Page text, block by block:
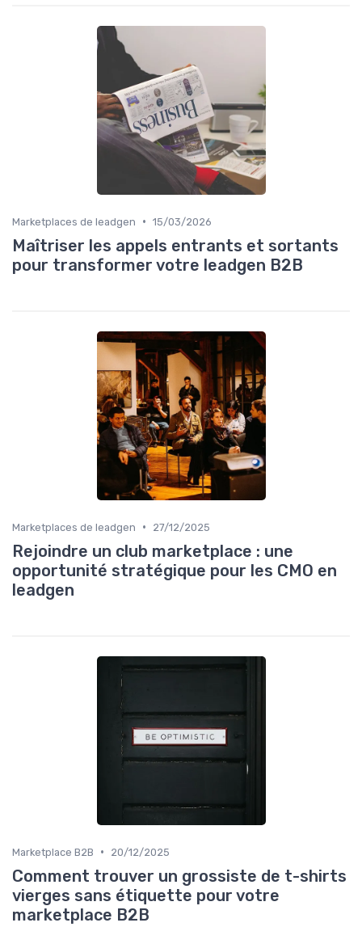
Marketplaces de leadgen • 15/03/2026
Maîtriser les appels entrants et sortants
pour transformer votre leadgen B2B
Marketplaces de leadgen • 27/12/2025
Rejoindre un club marketplace : une
opportunité stratégique pour les CMO en
leadgen
Marketplace B2B • 20/12/2025
Comment trouver un grossiste de t-shirts
vierges sans étiquette pour votre
marketplace B2B